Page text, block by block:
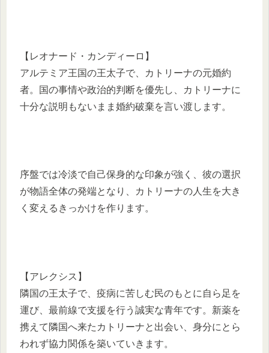
【レオナード・カンディーロ】
アルテミア王国の王太子で、カトリーナの元婚約
者。国の事情や政治的判断を優先し、カトリーナに
十分な説明もないまま婚約破棄を言い渡します。
序盤では冷淡で自己保身的な印象が強く、彼の選択
が物語全体の発端となり、カトリーナの人生を大き
く変えるきっかけを作ります。
【アレクシス】
隣国の王太子で、疫病に苦しむ民のもとに自ら足を
運び、最前線で支援を行う誠実な青年です。新薬を
携えて隣国へ来たカトリーナと出会い、身分にとら
われず協力関係を築いていきます。